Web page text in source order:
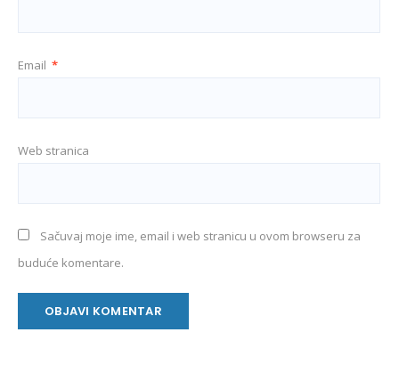
Email *
Web stranica
Sačuvaj moje ime, email i web stranicu u ovom browseru za
buduće komentare.